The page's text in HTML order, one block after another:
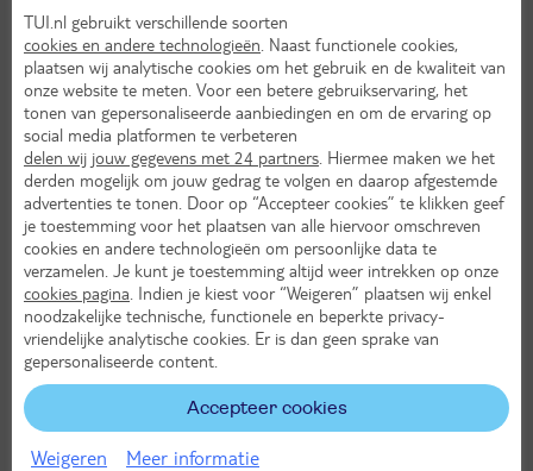
TUI.nl gebruikt verschillende soorten
cookies en andere technologieën . Naast functionele cookies,
plaatsen wij analytische cookies om het gebruik en de kwaliteit van
onze website te meten. Voor een betere gebruikservaring, het
tonen van gepersonaliseerde aanbiedingen en om de ervaring op
social media platformen te verbeteren
delen wij jouw gegevens met 24 partners . Hiermee maken we het
derden mogelijk om jouw gedrag te volgen en daarop afgestemde
advertenties te tonen. Door op “Accepteer cookies” te klikken geef
je toestemming voor het plaatsen van alle hiervoor omschreven
cookies en andere technologieën om persoonlijke data te
verzamelen. Je kunt je toestemming altijd weer intrekken op onze
cookies pagina . Indien je kiest voor “Weigeren” plaatsen wij enkel
noodzakelijke technische, functionele en beperkte privacy-
vriendelijke analytische cookies. Er is dan geen sprake van
gepersonaliseerde content.
Accepteer cookies
Weigeren Meer informatie